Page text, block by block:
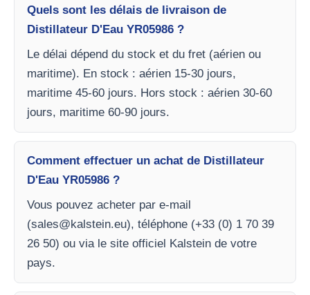
Quels sont les délais de livraison de
Distillateur D'Eau YR05986 ?
Le délai dépend du stock et du fret (aérien ou
maritime). En stock : aérien 15-30 jours,
maritime 45-60 jours. Hors stock : aérien 30-60
jours, maritime 60-90 jours.
Comment effectuer un achat de Distillateur
D'Eau YR05986 ?
Vous pouvez acheter par e-mail
(sales@kalstein.eu), téléphone (+33 (0) 1 70 39
26 50) ou via le site officiel Kalstein de votre
pays.